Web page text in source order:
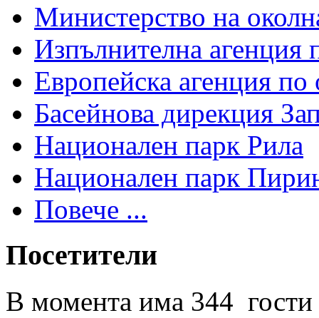
Министерство на
Изпълнителна агенция
Европейска агенция по
Басейнова дирекция
Национален парк Рила
Национален парк
Повече ...
Посетители
В момента има 344 гости